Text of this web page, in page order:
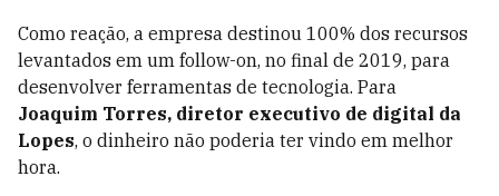
Como reação, a empresa destinou 100% dos recursos
levantados em um follow-on, no final de 2019, para
desenvolver ferramentas de tecnologia. Para
Joaquim Torres, diretor executivo de digital da
Lopes, o dinheiro não poderia ter vindo em melhor
hora.